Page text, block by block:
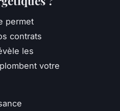
permet
contrats
les
votre